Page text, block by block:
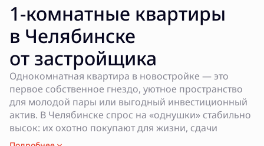
1-комнатные квартиры
в Челябинске
от застройщика
Однокомнатная квартира в новостройке — это
первое собственное гнездо, уютное пространство
для молодой пары или выгодный инвестиционный
актив. В Челябинске спрос на «однушки» стабильно
высок: их охотно покупают для жизни, сдачи
в аренду и сохранения капитала. Бетотек